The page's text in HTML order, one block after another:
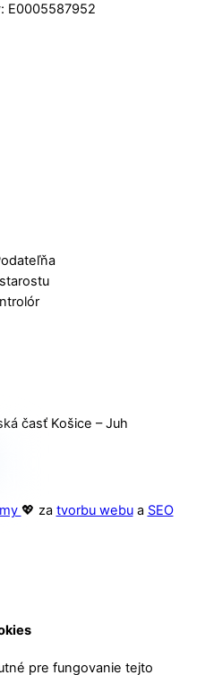
E0005587952
časť Košice – Juh
💖 za tvorbu webua SEO
pre fungovanie tejto